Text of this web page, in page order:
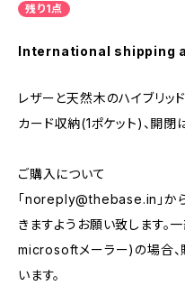
残り1点
International shipping
レザーと天然木のハイブリッ
カード収納(1ポケット)、開閉
ご購入について
「noreply@thebase.in 」
きますようお願い致します。
microsoftメーラー)の場合
います。